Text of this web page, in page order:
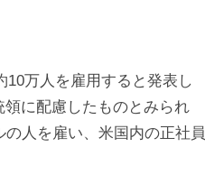
10万人を雇用すると発表し
に配慮したものとみられ
人を雇い、米国内の正社員